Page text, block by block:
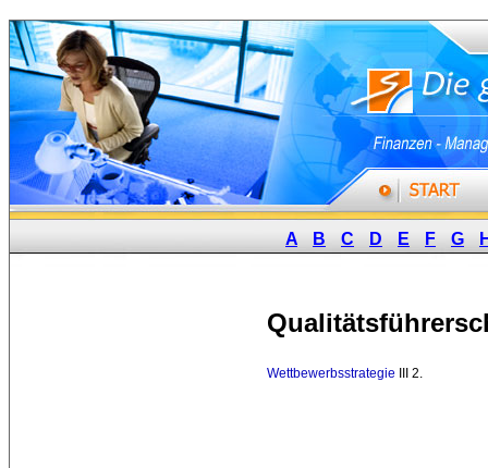
A B C D E F G
Wettbewerbsstrategie III 2.